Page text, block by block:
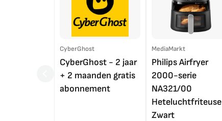
CyberGhost
CyberGhost - 2 jaar
+ 2 maanden gratis
abonnement
MediaMarkt
Philips Airfryer
2000-serie
NA321/00
Heteluchtfriteuse
Zwart